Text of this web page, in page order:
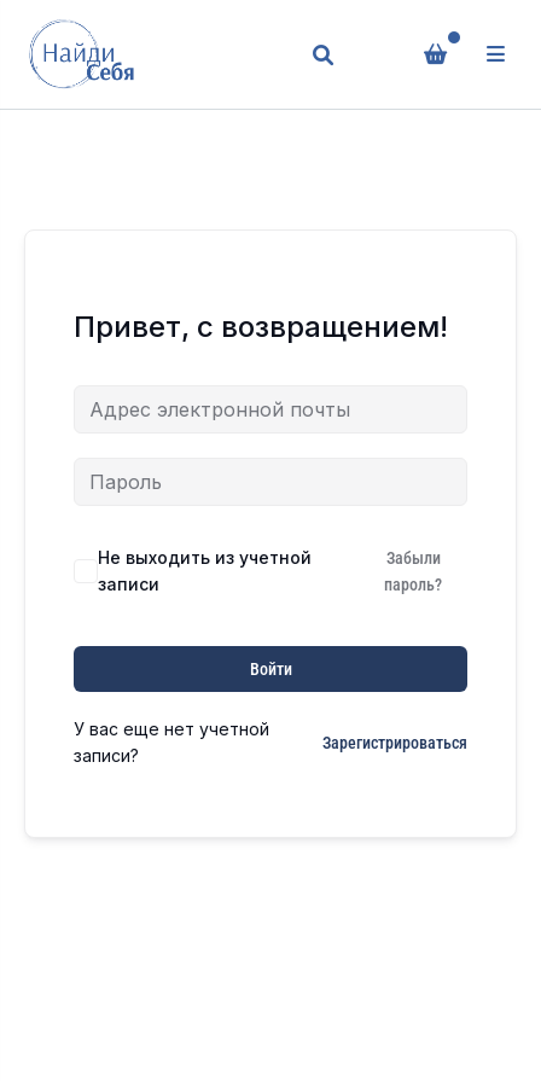
Привет, с возвращением!
Не выходить из учетной
записи
Забыли
пароль?
Войти
У вас еще нет учетной
записи?
Зарегистрироваться